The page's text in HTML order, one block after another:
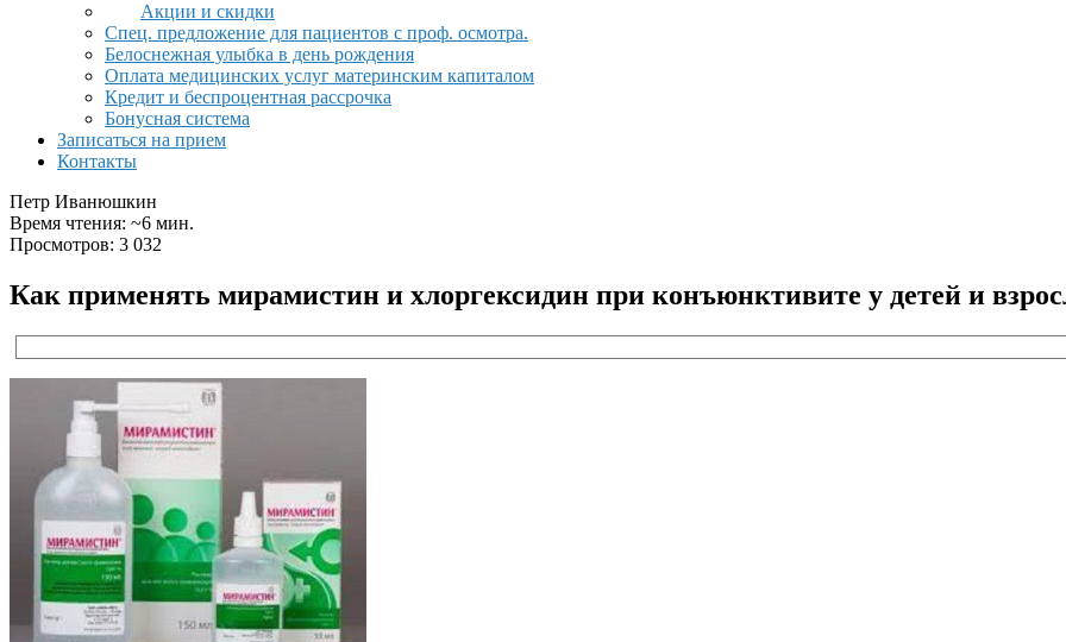
Акции и скидки
Спец. предложение для пациентов с проф. осмотра.
Белоснежная улыбка в день рождения
Оплата медицинских услуг материнским капиталом
Кредит и беспроцентная рассрочка
Бонусная система
Записаться на прием
Контакты
Петр Иванюшкин
Время чтения: ~6 мин.
Просмотров: 3 032
Как применять мирамистин и хлоргексидин при конъюнктивите у детей и